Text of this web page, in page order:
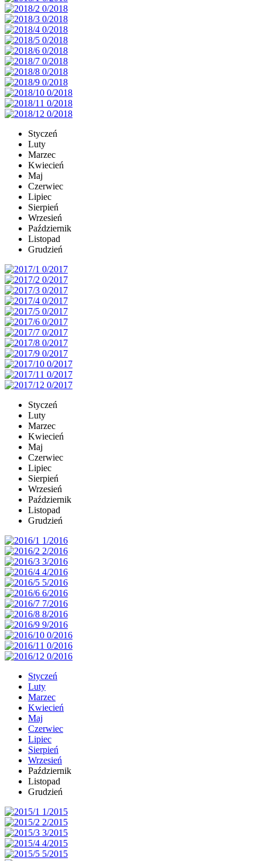
Styczeń
Luty
Marzec
Kwiecień
Maj
Czerwiec
Lipiec
Sierpień
Wrzesień
Październik
Listopad
Grudzień
Styczeń
Luty
Marzec
Kwiecień
Maj
Czerwiec
Lipiec
Sierpień
Wrzesień
Październik
Listopad
Grudzień
Styczeń
Luty
Marzec
Kwiecień
Maj
Czerwiec
Lipiec
Sierpień
Wrzesień
Październik
Listopad
Grudzień